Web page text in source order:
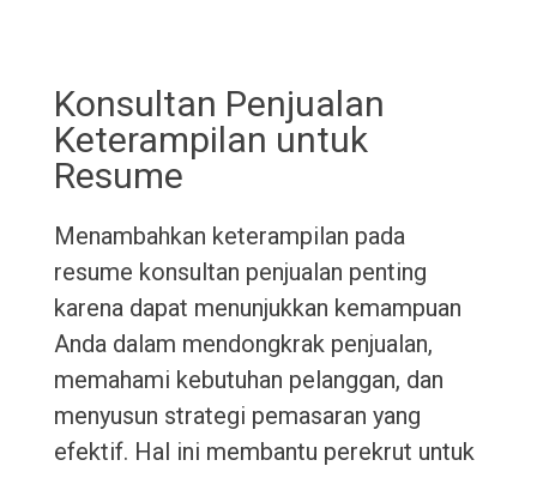
Konsultan Penjualan
Keterampilan untuk
Resume
Menambahkan keterampilan pada
resume konsultan penjualan penting
karena dapat menunjukkan kemampuan
Anda dalam mendongkrak penjualan,
memahami kebutuhan pelanggan, dan
menyusun strategi pemasaran yang
efektif. Hal ini membantu perekrut untuk